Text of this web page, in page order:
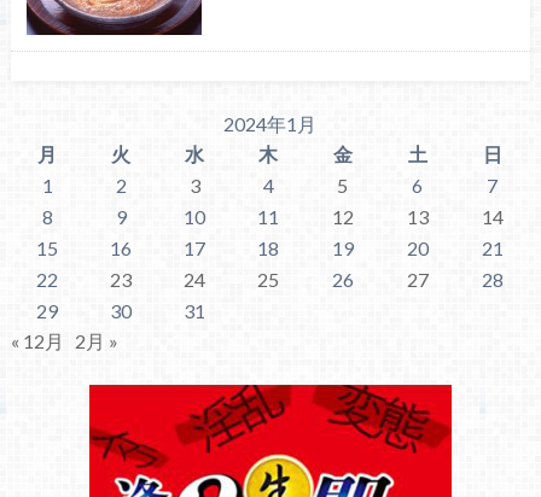
2024年1月
月
火 水 木 金 土
日
1
2 3 4 5 6
7
8
9 10 11 12 13
14
15
16 17 18 19 20
21
22
23 24 25 26 27
28
29
30
31
« 12月
2月 »